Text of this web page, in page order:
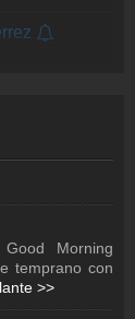
atemporal,
automotor
que más
Morning
temprano con
>>